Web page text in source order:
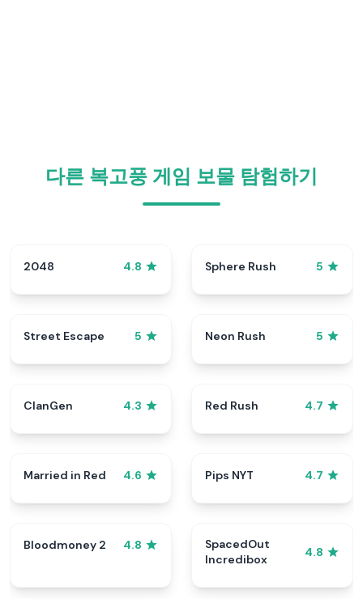
다른 복고풍 게임 보물 탐험하기
2048 4.8 Sphere Rush 5
Street Escape 5 Neon Rush 5
ClanGen 4.3 Red Rush 4.7
Married in Red 4.6 Pips NYT 4.7
Bloodmoney 2 4.8
SpacedOut
Incredibox
4.8